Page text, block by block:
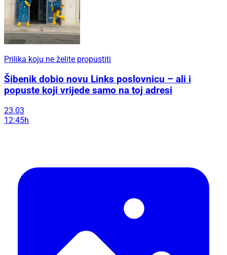
Prilika koju ne želite propustiti
Šibenik dobio novu Links poslovnicu – ali i
popuste koji vrijede samo na toj adresi
23.03
12:45h